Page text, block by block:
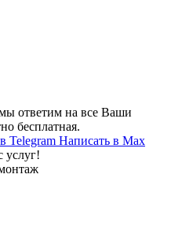
ответим на все Ваши
бесплатная.
Telegram Написать в Max
услуг!